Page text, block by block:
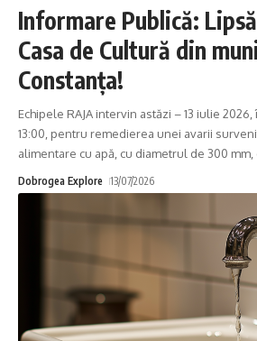
Informare Publică:
Casa de Cultură din
Constanța!
Echipele RAJA intervin astăzi – 13 iulie
13:00, pentru remedierea unei avarii
alimentare cu apă, cu diametrul de 300 mm,
Dobrogea Explore 13/07/2026